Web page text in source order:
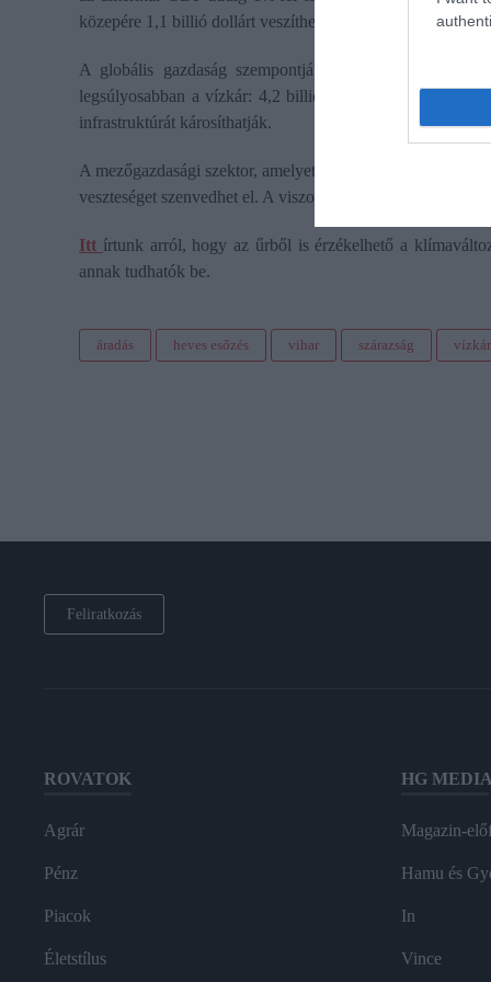
közepére 1,1 billió dollárt veszíthet.
A globális gazdaság szempontjából a legfontosabb öt
legsúlyosabban a vízkár: 4,2 billió dollár értékben. A
infrastruktúrát károsíthatják.
A mezőgazdasági szektor, amelyet egyaránt érzékenyen
veszteséget szenvedhet el. A viszonteladói, a bank- és az
Itt írtunk arról, hogy az űrből is érzékelhető a
annak tudhatók be.
áradás heves esőzés vihar szárazság vízkár
Feliratkozás
ROVATOK
Agrár
Pénz
Piacok
Életstílus
HG MEDIA
Magazin-
Hamu és
In
Vince